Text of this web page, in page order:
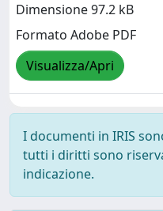
Dimensione 97.2 kB
Formato Adobe PDF
Visualizza/Apri
I documenti in IRIS
tutti i diritti sono
indicazione.